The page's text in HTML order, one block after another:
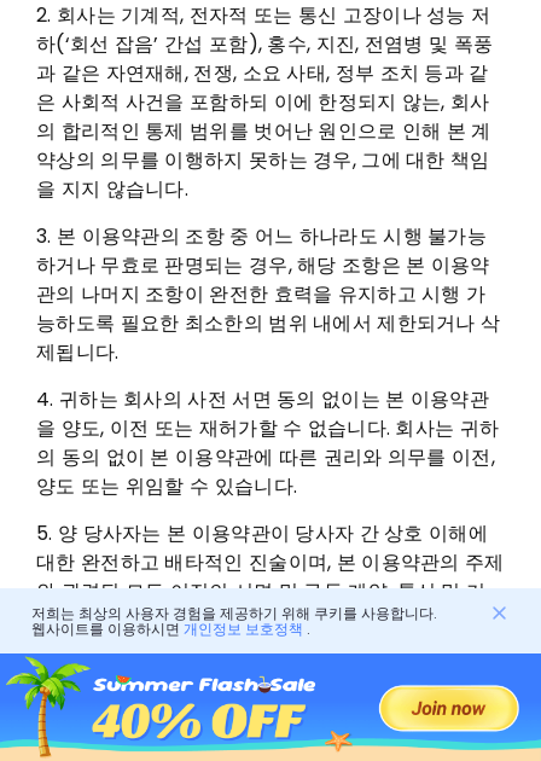
2. 회사는 기계적, 전자적 또는 통신 고장이나 성능 저
하(‘회선 잡음’ 간섭 포함), 홍수, 지진, 전염병 및 폭풍
과 같은 자연재해, 전쟁, 소요 사태, 정부 조치 등과 같
은 사회적 사건을 포함하되 이에 한정되지 않는, 회사
의 합리적인 통제 범위를 벗어난 원인으로 인해 본 계
약상의 의무를 이행하지 못하는 경우, 그에 대한 책임
을 지지 않습니다.
3. 본 이용약관의 조항 중 어느 하나라도 시행 불가능
하거나 무효로 판명되는 경우, 해당 조항은 본 이용약
관의 나머지 조항이 완전한 효력을 유지하고 시행 가
능하도록 필요한 최소한의 범위 내에서 제한되거나 삭
제됩니다.
4. 귀하는 회사의 사전 서면 동의 없이는 본 이용약관
을 양도, 이전 또는 재허가할 수 없습니다. 회사는 귀하
의 동의 없이 본 이용약관에 따른 권리와 의무를 이전,
양도 또는 위임할 수 있습니다.
5. 양 당사자는 본 이용약관이 당사자 간 상호 이해에
대한 완전하고 배타적인 진술이며, 본 이용약관의 주제
와 관련된 모든 이전의 서면 및 구두 계약, 통신 및 기
타 양해각서를 대체하고 무효화한다는 데 동의합니다.
본 이용약관으로 인해 어떠한 대리 관계, 파트너십, 합
작 투자 또는 고용 관계도 발생하지 않으며, 귀하는 어
떠한 경우에도 회사를 구속할 권한이 없습니다.
6. 각 조항의 제목은 귀하의 편의를 위해 위에 포함되
저희는 최상의 사용자 경험을 제공하기 위해 쿠키를 사용합니다.
웹사이트를 이용하시면 개인정보 보호정책 .